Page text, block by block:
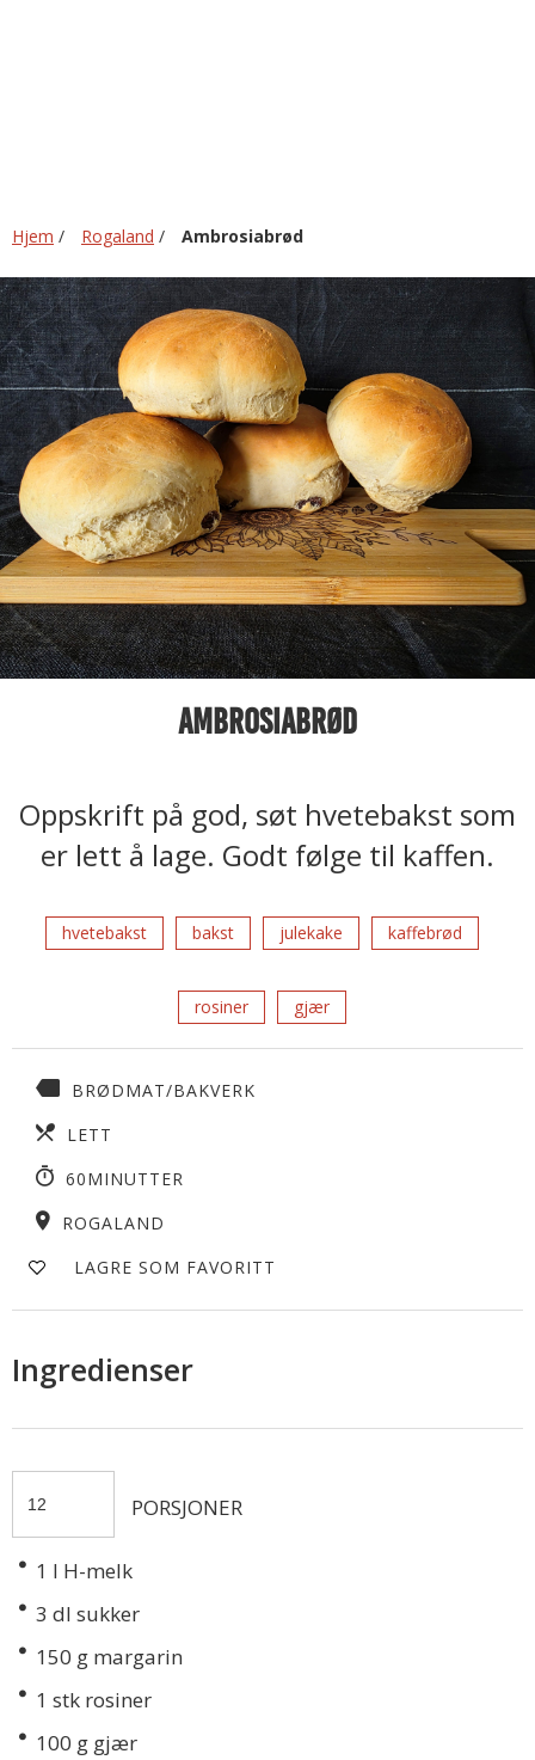
Hjem / Rogaland / Ambrosiabrød
Ambrosiabrød
Oppskrift på god, søt hvetebakst som
er lett å lage. Godt følge til kaffen.
hvetebakst bakst julekake kaffebrød
rosiner gjær
BRØDMAT/BAKVERK
LETT
60MINUTTER
ROGALAND
LAGRE SOM FAVORITT
Ingredienser
PORSJONER
1 l H-melk
3 dl sukker
150 g margarin
1 stk rosiner
100 g gjær